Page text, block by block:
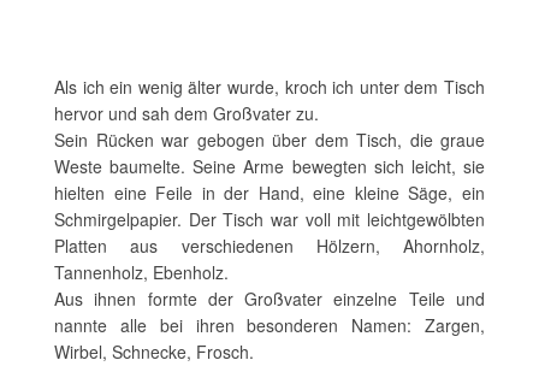
Als ich ein wenig älter wurde, kroch ich unter dem Tisch
hervor und sah dem Großvater zu.
Sein Rücken war gebogen über dem Tisch, die graue
Weste baumelte. Seine Arme bewegten sich leicht, sie
hielten eine Feile in der Hand, eine kleine Säge, ein
Schmirgelpapier. Der Tisch war voll mit leichtgewölbten
Platten aus verschiedenen Hölzern, Ahornholz,
Tannenholz, Ebenholz.
Aus ihnen formte der Großvater einzelne Teile und
nannte alle bei ihren besonderen Namen: Zargen,
Wirbel, Schnecke, Frosch.